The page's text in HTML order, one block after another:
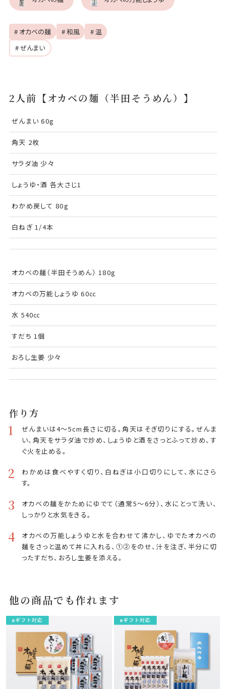
# オカベの麺 # 和風
# 温
# ぜんまい
2人前【オカベの麺（半田そうめん）】
ぜんまい 60g
角天 2枚
サラダ油 少々
しょうゆ・酒 各大さじ1
わかめ戻して 80g
白ねぎ 1/4本
オカベの麺（半田そうめん） 180g
オカベの万能しょうゆ 60㏄
水 540㏄
すだち 1個
おろし生姜 少々
作り方
1
ぜんまいは4～5cm長さに切る。角天はそぎ切りにする。ぜんま
い、角天をサラダ油で炒め、しょうゆと酒をさっとふって炒め、す
ぐ火を止める。
2
わかめは食べやすく切り、白ねぎは小口切りにして、水にさら
す。
3
オカベの麺をかためにゆでて（通常5～6分）、水にとって洗い、
しっかりと水気をきる。
4
オカベの万能しょうゆと水を合わせて沸かし、ゆでたオカベの
麺をさっと温めて丼に入れる、①②をのせ、汁を注ぎ、半分に切
ったすだち、おろし生姜を添える。
他の商品でも作れます